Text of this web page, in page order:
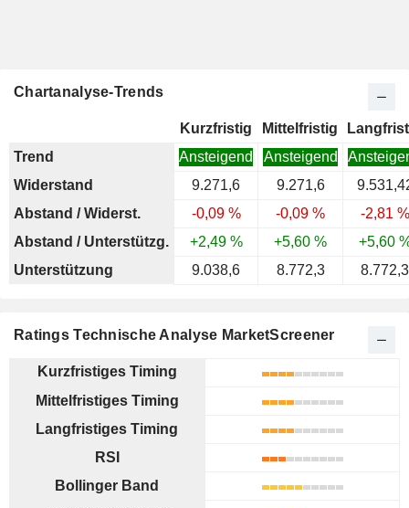
Chartanalyse-Trends
Kurzfristig Mittelfristig
Trend
Ansteigend Ansteigend
Widerstand
9.271,6 9.271,6
Abstand / Widerst.
-0,09 % -0,09 %
-2,81 %
Abstand / Unterstützg.
+2,49 % +5,60 %
+5,60
Unterstützung
9.038,6 8.772,3 8.772,3
Ratings Technische Analyse MarketScreener
Kurzfristiges Timing
Mittelfristiges Timing
Langfristiges Timing
RSI
Bollinger Band